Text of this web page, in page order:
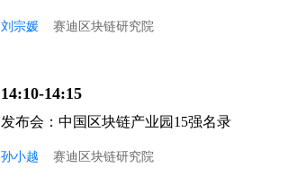
刘宗媛 赛迪区块链研究院
14:10-14:15
发布会：中国区块链产业园15强名录
孙小越 赛迪区块链研究院